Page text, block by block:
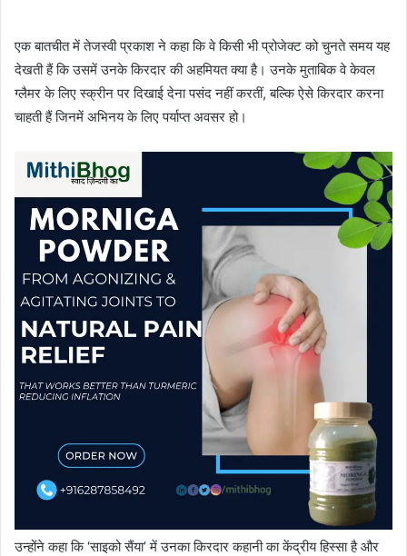
एक बातचीत में तेजस्वी प्रकाश ने कहा कि वे किसी भी प्रोजेक्ट को चुनते समय यह
देखती हैं कि उसमें उनके किरदार की अहमियत क्या है। उनके मुताबिक वे केवल
ग्लैमर के लिए स्क्रीन पर दिखाई देना पसंद नहीं करतीं, बल्कि ऐसे किरदार करना
चाहती हैं जिनमें अभिनय के लिए पर्याप्त अवसर हो।
उन्होंने कहा कि ‘साइको सैंया’ में उनका किरदार कहानी का केंद्रीय हिस्सा है और